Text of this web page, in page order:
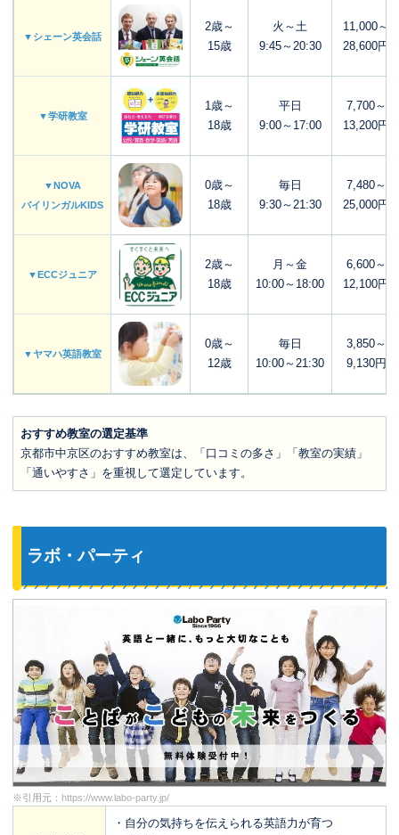
▼シェーン英会話
2歳～
15歳
火～土
9:45～20:30
11,000～
28,600円
▼学研教室
1歳～
18歳
平日
9:00～17:00
7,700～
13,200円
▼NOVA
バイリンガルKIDS
0歳～
18歳
毎日
9:30～21:30
7,480～
25,000円
▼ECCジュニア
2歳～
18歳
月～金
10:00～18:00
6,600～
12,100円
▼ヤマハ英語教室
0歳～
12歳
毎日
10:00～21:30
3,850～
9,130円
おすすめ教室の選定基準
京都市中京区のおすすめ教室は、「口コミの多さ」「教室の実績」
「通いやすさ」を重視して選定しています。
ラボ・パーティ
※引用元： https://www.labo-party.jp/
・自分の気持ちを伝えられる英語力が育つ